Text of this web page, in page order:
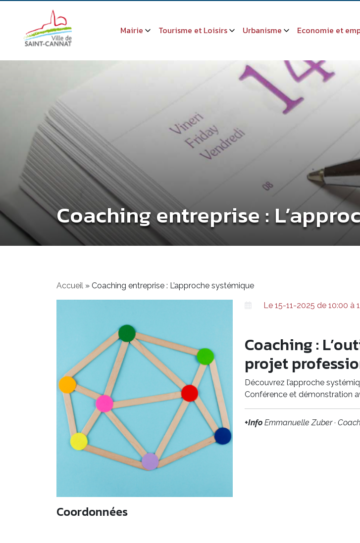
Mairie Tourisme et Loisirs Urbanisme Economie et
Coaching entreprise :
Accueil » Coaching entreprise : L’approche systémique
Le 15-11-2025 de 10:00 à
Coaching :
projet
Découvrez l’approche
Conférence et démonstration
+InfoEmmanuelle Zuber ·
Coordonnées